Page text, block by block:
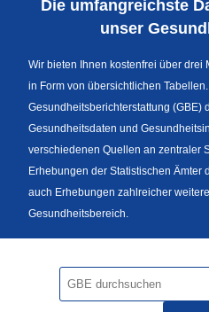
Sprachumschaltung
Fußzeile
Die umfangreichste
unser
Wir bieten Ihnen kostenfrei über drei
in Form von übersichtlichen
Gesundheitsberichterstattung (GBE)
Gesundheitsdaten und
verschiedenen Quellen an zentraler
Erhebungen der Statistischen Ämter
auch Erhebungen zahlreicher
Gesundheitsbereich.